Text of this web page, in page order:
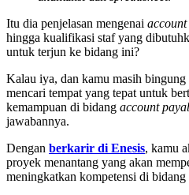
Itu dia penjelasan mengenai
hingga kualifikasi staf yang
untuk terjun ke bidang ini?
Kalau iya, dan kamu masih bingung
mencari tempat yang tepat untuk
kemampuan di bidang account
jawabannya.
Dengan berkarir di Enesis, kamu
proyek menantang yang akan
meningkatkan kompetensi di bidang